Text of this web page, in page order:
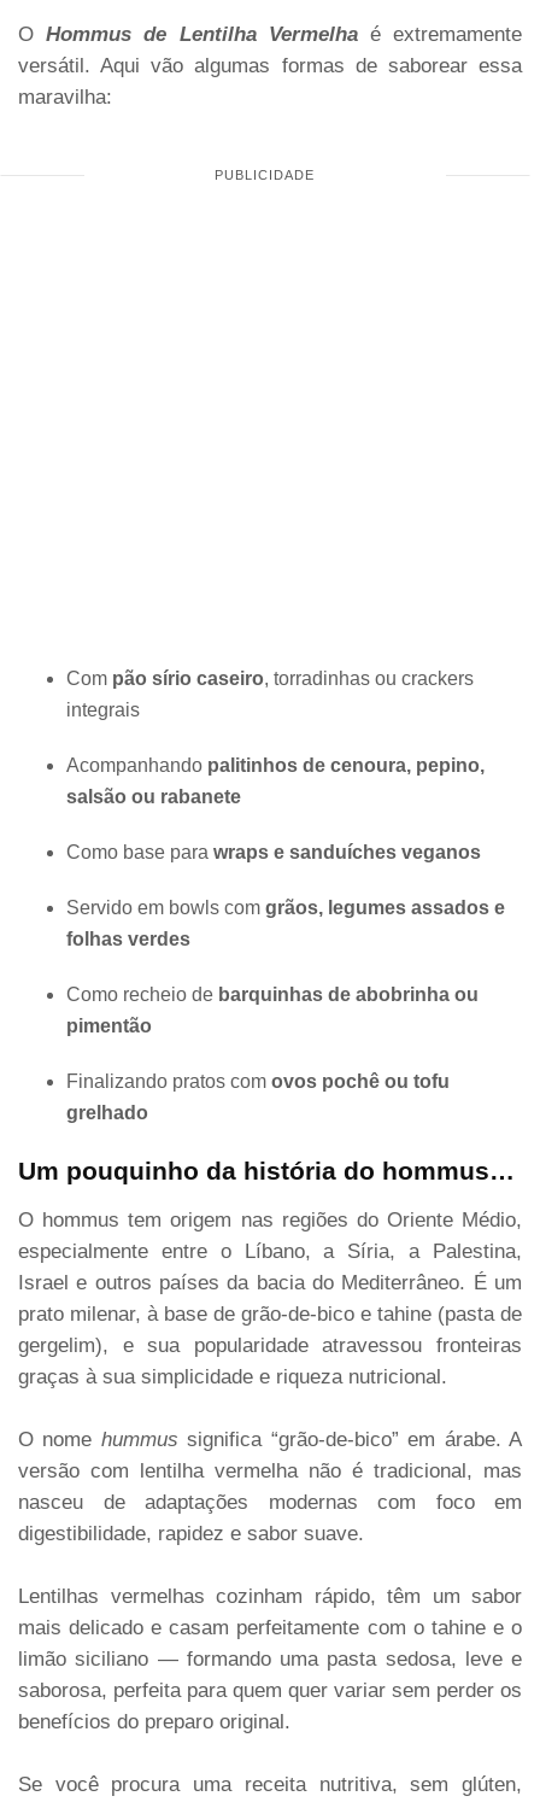
OHommus de Lentilha Vermelha é extremamente
versátil. Aqui vão algumas formas de saborear essa
maravilha:
Com pão sírio caseiro, torradinhas ou crackers
integrais
Acompanhando palitinhos de cenoura, pepino,
salsão ou rabanete
Como base para wraps e sanduíches veganos
Servido em bowls com grãos, legumes assados e
folhas verdes
Como recheio de barquinhas de abobrinha ou
pimentão
Finalizando pratos com ovos pochê ou tofu
grelhado
Um pouquinho da história do hommus…
O hommus tem origem nas regiões do Oriente Médio,
especialmente entre o Líbano, a Síria, a Palestina,
Israel e outros países da bacia do Mediterrâneo. É um
prato milenar, à base de grão-de-bico e tahine (pasta de
gergelim), e sua popularidade atravessou fronteiras
graças à sua simplicidade e riqueza nutricional.
O nome hummus significa “grão-de-bico” em árabe. A
versão com lentilha vermelha não é tradicional, mas
nasceu de adaptações modernas com foco em
digestibilidade, rapidez e sabor suave.
Lentilhas vermelhas cozinham rápido, têm um sabor
mais delicado e casam perfeitamente com o tahine e o
limão siciliano — formando uma pasta sedosa, leve e
saborosa, perfeita para quem quer variar sem perder os
benefícios do preparo original.
Se você procura uma receita nutritiva, sem glúten,